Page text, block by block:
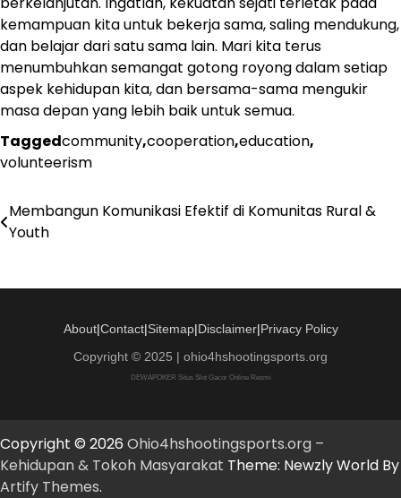
kemampuan kita untuk bekerja sama, saling mendukung,
dan belajar dari satu sama lain. Mari kita terus
menumbuhkan semangat gotong royong dalam setiap
aspek kehidupan kita, dan bersama-sama mengukir
masa depan yang lebih baik untuk semua.
Taggedcommunity,cooperation,education,
volunteerism
Navigasi
Membangun Komunikasi Efektif di Komunitas Rural &
Youth
About|Contact|Sitemap|Disclaimer|Privacy Policy
Copyright © 2025 | ohio4hshootingsports.org
DEWAPOKER Situs Slot Gacor Online Resmi
Copyright © 2026 Ohio4hshootingsports.org –
Kehidupan & Tokoh Masyarakat Theme: Newzly World By
Artify Themes.